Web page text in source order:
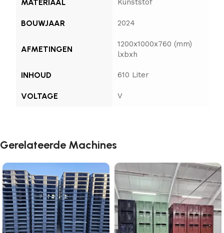
MATERIAAL Kunststof
BOUWJAAR 2024
AFMETINGEN
1200x1000x760 (mm)
lxbxh
INHOUD 610 Liter
VOLTAGE V
Gerelateerde Machines